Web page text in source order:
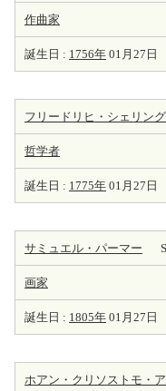
作曲家
誕生日 : 1756年 01月27日
フリードリヒ・シェリング
哲学者
誕生日 : 1775年 01月27日
サミュエル・パーマー
画家
誕生日 : 1805年 01月27日
ホアン・クリソストモ・